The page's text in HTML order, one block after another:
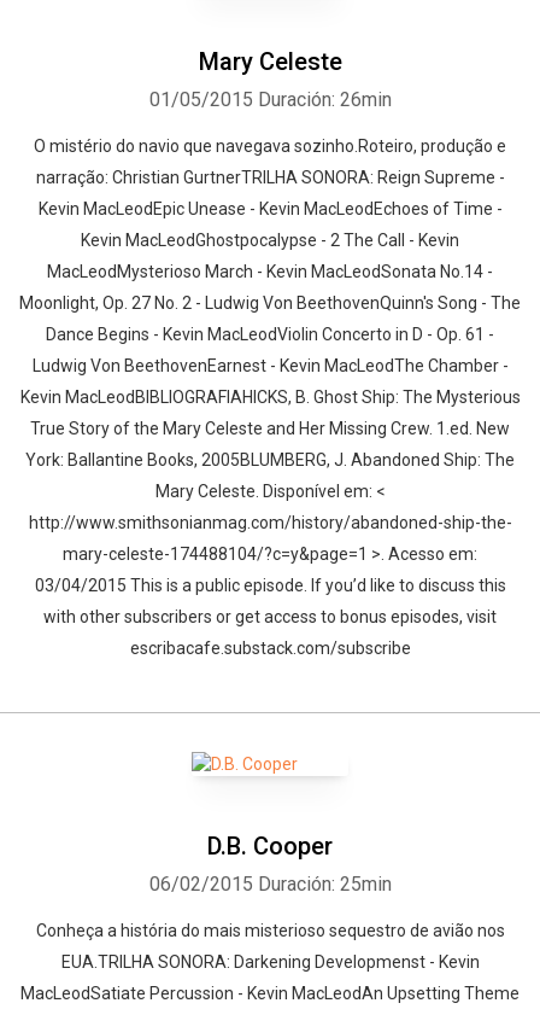
Mary Celeste
01/05/2015 Duración: 26min
O mistério do navio que navegava sozinho.Roteiro, produção e
narração: Christian GurtnerTRILHA SONORA: Reign Supreme -
Kevin MacLeodEpic Unease - Kevin MacLeodEchoes of Time -
Kevin MacLeodGhostpocalypse - 2 The Call - Kevin
MacLeodMysterioso March - Kevin MacLeodSonata No.14 -
Moonlight, Op. 27 No. 2 - Ludwig Von BeethovenQuinn's Song - The
Dance Begins - Kevin MacLeodViolin Concerto in D - Op. 61 -
Ludwig Von BeethovenEarnest - Kevin MacLeodThe Chamber -
Kevin MacLeodBIBLIOGRAFIAHICKS, B. Ghost Ship: The Mysterious
True Story of the Mary Celeste and Her Missing Crew. 1.ed. New
York: Ballantine Books, 2005BLUMBERG, J. Abandoned Ship: The
Mary Celeste. Disponível em: <
http://www.smithsonianmag.com/history/abandoned-ship-the-
mary-celeste-174488104/?c=y&page=1 >. Acesso em:
03/04/2015 This is a public episode. If you’d like to discuss this
with other subscribers or get access to bonus episodes, visit
escribacafe.substack.com/subscribe
D.B. Cooper
06/02/2015 Duración: 25min
Conheça a história do mais misterioso sequestro de avião nos
EUA.TRILHA SONORA: Darkening Developmenst - Kevin
MacLeodSatiate Percussion - Kevin MacLeodAn Upsetting Theme